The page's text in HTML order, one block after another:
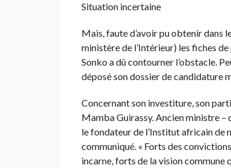
Situation incertaine
Mais, faute d’avoir pu obtenir dans
ministère de l’Intérieur) les fiches
Sonko a dû contourner l’obstacle.
déposé son dossier de candidature
Concernant son investiture, son
Mamba Guirassy. Ancien ministre –
le fondateur de l’Institut africain de
communiqué. « Forts des
incarne, forts de la vision commune